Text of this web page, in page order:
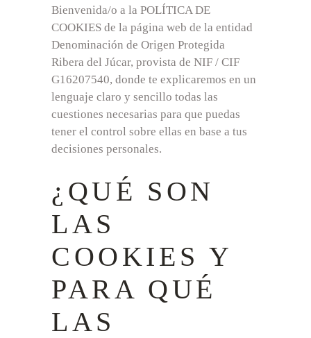
Bienvenida/o a la POLÍTICA DE
COOKIES de la página web de la entidad
Denominación de Origen Protegida
Ribera del Júcar, provista de NIF / CIF
G16207540, donde te explicaremos en un
lenguaje claro y sencillo todas las
cuestiones necesarias para que puedas
tener el control sobre ellas en base a tus
decisiones personales.
¿QUÉ SON
LAS
COOKIES Y
PARA QUÉ
LAS